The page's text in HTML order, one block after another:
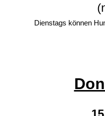
Dienstags können